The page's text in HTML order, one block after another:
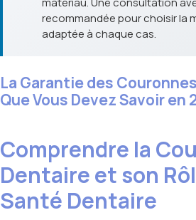
recommandée pour choisir la
adaptée à chaque cas.
La Garantie des
Que Vous Devez Savoir en
Comprendre la
Dentaire et son
Santé Dentaire